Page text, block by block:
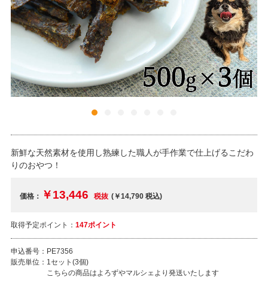
新鮮な天然素材を使用し熟練した職人が手作業で仕上げるこだわ
りのおやつ！
価格： ￥13,446 税抜 (￥14,790税込)
取得予定ポイント： 147ポイント
申込番号： PE7356
販売単位： 1セット(3個)
こちらの商品はよろずやマルシェより発送いたします